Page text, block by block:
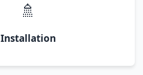
🚿
Installation